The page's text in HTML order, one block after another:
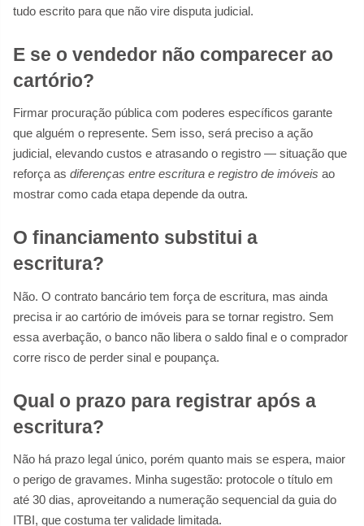
tudo escrito para que não vire disputa judicial.
E se o vendedor não comparecer ao
cartório?
Firmar procuração pública com poderes específicos garante
que alguém o represente. Sem isso, será preciso a ação
judicial, elevando custos e atrasando o registro — situação que
reforça as diferenças entre escritura e registro de imóveis ao
mostrar como cada etapa depende da outra.
O financiamento substitui a
escritura?
Não. O contrato bancário tem força de escritura, mas ainda
precisa ir ao cartório de imóveis para se tornar registro. Sem
essa averbação, o banco não libera o saldo final e o comprador
corre risco de perder sinal e poupança.
Qual o prazo para registrar após a
escritura?
Não há prazo legal único, porém quanto mais se espera, maior
o perigo de gravames. Minha sugestão: protocole o título em
até 30 dias, aproveitando a numeração sequencial da guia do
ITBI, que costuma ter validade limitada.